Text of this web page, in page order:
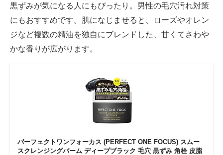
黒ずみが気になる人にもぴったり。男性の毛穴汚れ対策
にもおすすめです。肌になじませると、ローズやオレン
ジなど複数の精油を独自にブレンドした、甘くてさわや
かな香りが広がります。
パーフェクトワンフォーカス (PERFECT ONE FOCUS) スムー
スクレンジングバーム ディープブラック 毛穴 黒ずみ 角栓 皮脂